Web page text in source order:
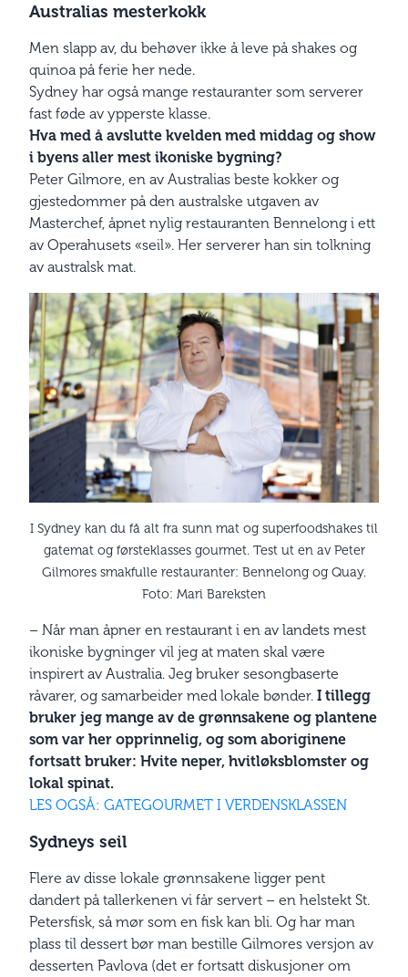
Australias mesterkokk
Men slapp av, du behøver ikke å leve på shakes og
quinoa på ferie her nede.
Sydney har også mange restauranter som serverer
fast føde av ypperste klasse.
Hva med å avslutte kvelden med middag og show
i byens aller mest ikoniske bygning?
Peter Gilmore, en av Australias beste kokker og
gjestedommer på den australske utgaven av
Masterchef, åpnet nylig restauranten Bennelong i ett
av Operahusets «seil». Her serverer han sin tolkning
av australsk mat.
I Sydney kan du få alt fra sunn mat og superfoodshakes til
gatemat og førsteklasses gourmet. Test ut en av Peter
Gilmores smakfulle restauranter: Bennelong og Quay.
Foto: Mari Bareksten
– Når man åpner en restaurant i en av landets mest
ikoniske bygninger vil jeg at maten skal være
inspirert av Australia. Jeg bruker sesongbaserte
råvarer, og samarbeider med lokale bønder. I tillegg
bruker jeg mange av de grønnsakene og plantene
som var her opprinnelig, og som aboriginene
fortsatt bruker: Hvite neper, hvitløksblomster og
lokal spinat.
LES OGSÅ: GATEGOURMET I VERDENSKLASSEN
Sydneys seil
Flere av disse lokale grønnsakene ligger pent
dandert på tallerkenen vi får servert – en helstekt St.
Petersfisk, så mør som en fisk kan bli. Og har man
plass til dessert bør man bestille Gilmores versjon av
desserten Pavlova (det er fortsatt diskusjoner om